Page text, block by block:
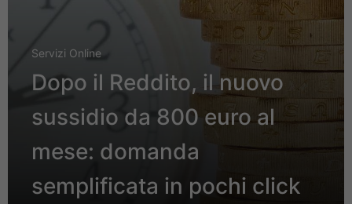
Servizi Online
Dopo il Reddito, il nuovo
sussidio da 800 euro al
mese: domanda
semplificata in pochi click